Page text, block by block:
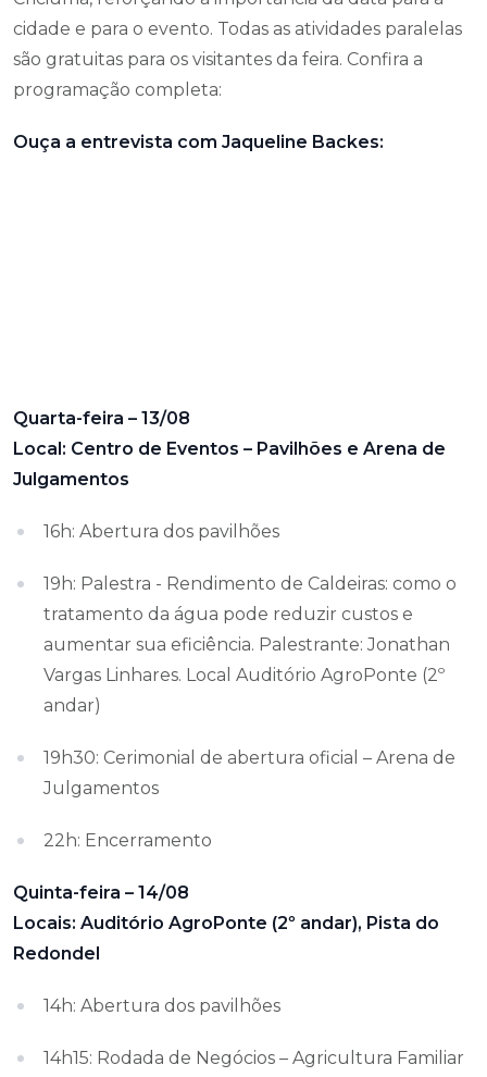
cidade e para o evento. Todas as atividades paralelas
são gratuitas para os visitantes da feira. Confira a
programação completa:
Ouça a entrevista com Jaqueline Backes:
Quarta-feira – 13/08
Local: Centro de Eventos – Pavilhões e Arena de
Julgamentos
16h: Abertura dos pavilhões
19h: Palestra - Rendimento de Caldeiras: como o
tratamento da água pode reduzir custos e
aumentar sua eficiência. Palestrante: Jonathan
Vargas Linhares. Local Auditório AgroPonte (2º
andar)
19h30: Cerimonial de abertura oficial – Arena de
Julgamentos
22h: Encerramento
Quinta-feira – 14/08
Locais: Auditório AgroPonte (2º andar), Pista do
Redondel
14h: Abertura dos pavilhões
14h15: Rodada de Negócios – Agricultura Familiar